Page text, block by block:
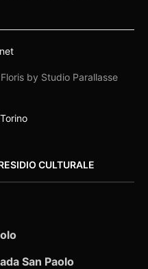
by Studio Parallasse
CULTURALE
San Paolo